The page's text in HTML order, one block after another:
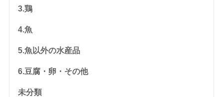
3.鶏
4.魚
5.魚以外の水産品
6.豆腐・卵・その他
未分類